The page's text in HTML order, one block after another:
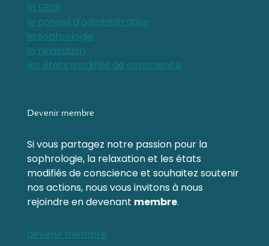
la SBSR
le conseil d'administration
la sophrologie
la relaxation
les états modifiés de conscience
Devenir membre
Si vous partagez notre passion pour la
sophrologie, la relaxation et les états
modifiés de conscience et souhaitez soutenir
nos actions, nous vous invitons à nous
rejoindre en devenant membre.
devenir membre